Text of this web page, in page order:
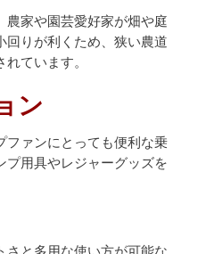
農家や園芸愛好家が畑や庭
回りが利くため、狭い農道
ています。
ン
ファンにとっても便利な乗
プ用具やレジャーグッズを